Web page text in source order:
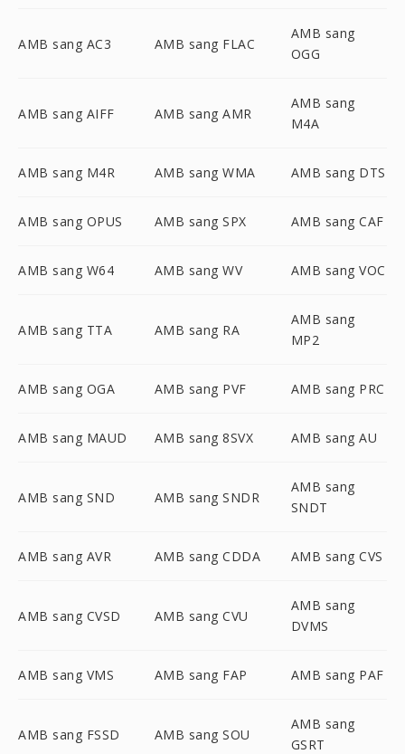
AMB sang AC3 AMB sang FLAC
AMB sang
OGG
AMB sang AIFF AMB sang AMR
AMB sang
M4A
AMB sang M4R AMB sang WMA AMB sang DTS
AMB sang OPUS AMB sang SPX AMB sang CAF
AMB sang W64 AMB sang WV AMB sang VOC
AMB sang TTA AMB sang RA
AMB sang
MP2
AMB sang OGA AMB sang PVF AMB sang PRC
AMB sang MAUD AMB sang 8SVX AMB sang AU
AMB sang SND AMB sang SNDR
AMB sang
SNDT
AMB sang AVR AMB sang CDDA AMB sang CVS
AMB sang CVSD AMB sang CVU
AMB sang
DVMS
AMB sang VMS AMB sang FAP AMB sang PAF
AMB sang FSSD AMB sang SOU
AMB sang
GSRT